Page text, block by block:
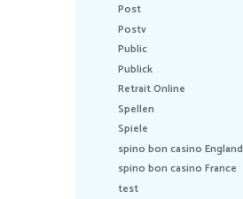
Post
Postv
Public
Publick
Retrait Online
Spellen
Spiele
spino bon casino England
spino bon casino France
test